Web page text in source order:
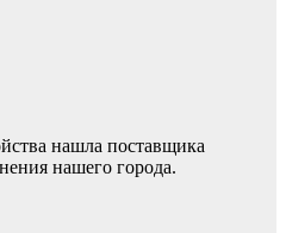
нашла поставщика
нашего города.